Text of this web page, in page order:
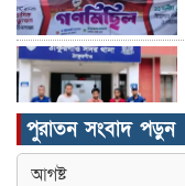
পুরাতন সংবাদ পড়ুন